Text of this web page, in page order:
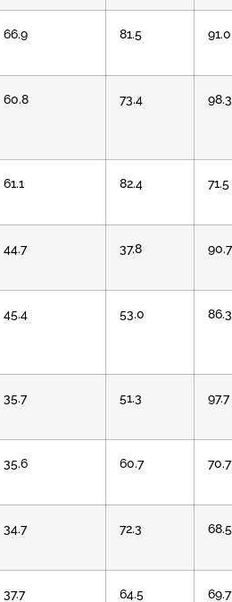
66.9 81.5 91.0
60.8 73.4 98.3
61.1 82.4 71.5
44.7 37.8 90.7
45.4 53.0 86.3
35.7 51.3 97.7
35.6 60.7 70.7
34.7 72.3 68.5
37.7 64.5 69.7